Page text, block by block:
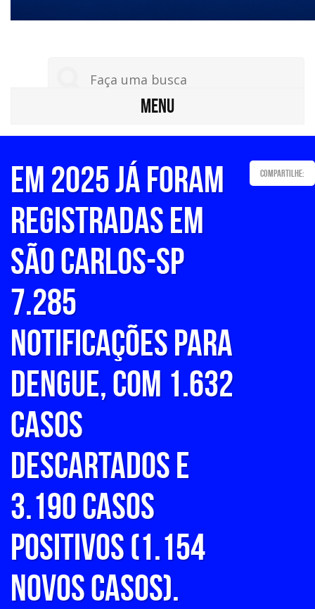
MENU
Em 2025 já foram
registradas em
São Carlos-SP
7.285
notificações para
Dengue, com 1.632
casos
descartados e
3.190 casos
positivos (1.154
novos casos).
Compartilhe: